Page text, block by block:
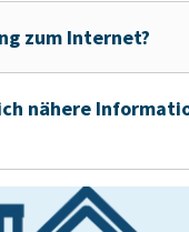
zum Internet?
nähere